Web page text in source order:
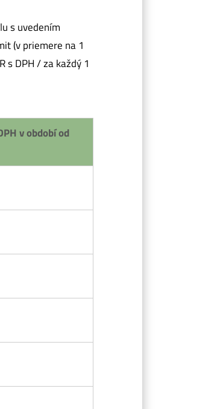
s uvedením
(v priemere na 1
s DPH / za každý 1
v období od